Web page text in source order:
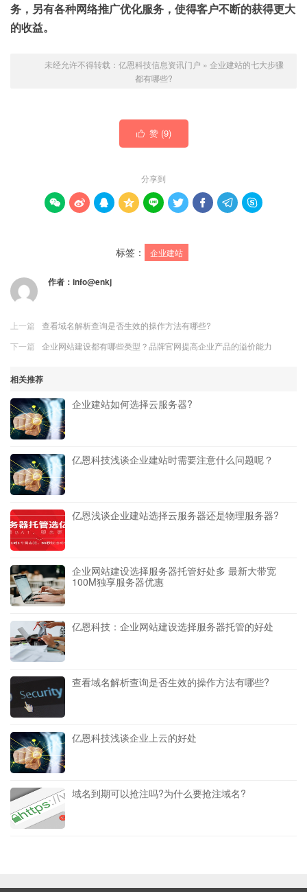
务，另有各种网络推广优化服务，使得客户不断的获得更大
的收益。
未经允许不得转载： 亿恩科技信息资讯门户 » 企业建站的七大步骤
都有哪些?
 赞 (9)
分享到
        
标签： 企业建站
作者： info@enkj
上一篇
查看域名解析查询是否生效的操作方法有哪些?
下一篇
企业网站建设都有哪些类型？品牌官网提高企业产品的溢价能力
相关推荐
企业建站如何选择云服务器?
亿恩科技浅谈企业建站时需要注意什么问题呢？
亿恩浅谈企业建站选择云服务器还是物理服务器?
企业网站建设选择服务器托管好处多 最新大带宽
100M独享服务器优惠
亿恩科技：企业网站建设选择服务器托管的好处
查看域名解析查询是否生效的操作方法有哪些?
亿恩科技浅谈企业上云的好处
域名到期可以抢注吗?为什么要抢注域名?